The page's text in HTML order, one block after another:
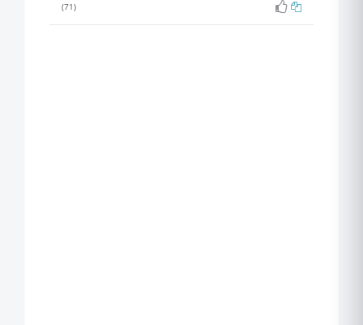
(71)